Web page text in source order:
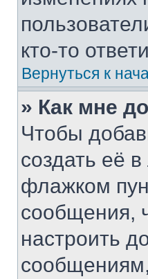
кто-то
Вернуться к
» Как мне
Чтобы
создать её
флажком
сообщения,
настроить